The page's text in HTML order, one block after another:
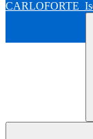
CARLOFORTE